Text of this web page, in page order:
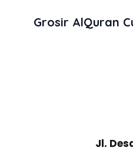
Grosir AlQuran
Jl.